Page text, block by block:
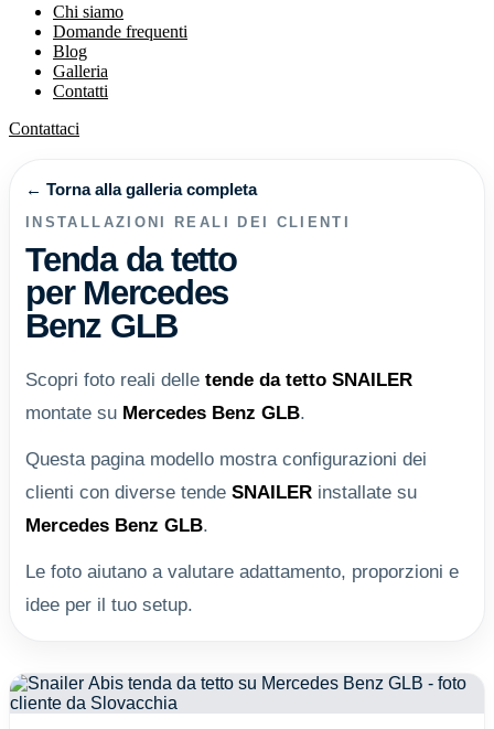
Chi siamo
Domande frequenti
Blog
Galleria
Contatti
Contattaci
← Torna alla galleria completa
INSTALLAZIONI REALI DEI CLIENTI
Tenda da tetto
per Mercedes
Benz GLB
Scopri foto reali delle tende da tetto SNAILER
montate su Mercedes Benz GLB.
Questa pagina modello mostra configurazioni dei
clienti con diverse tende SNAILER installate su
Mercedes Benz GLB.
Le foto aiutano a valutare adattamento, proporzioni e
idee per il tuo setup.